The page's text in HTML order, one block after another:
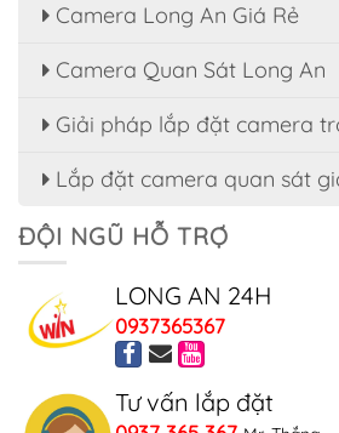
Camera Long An Giá Rẻ
Camera Quan Sát Long An
Giải pháp lắp đặt camera
Lắp đặt camera quan sát
ĐỘI NGŨ HỖ TRỢ
LONG AN 24H
0937365367
Tư vấn lắp đặt